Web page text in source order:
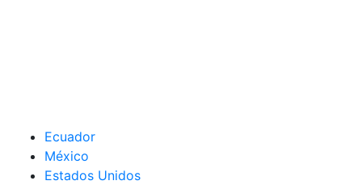
Ecuador
México
Estados Unidos